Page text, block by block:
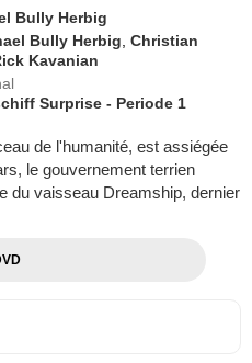
Bully Herbig
Bully Herbig ,Christian
Kavanian
Surprise - Periode 1
de l'humanité, est assiégée
le gouvernement terrien
du vaisseau Dreamship, dernier